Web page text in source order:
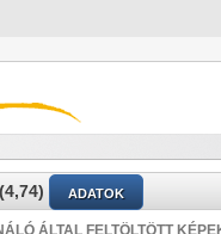
ADATOK
ÁLTAL FELTÖLTÖTT